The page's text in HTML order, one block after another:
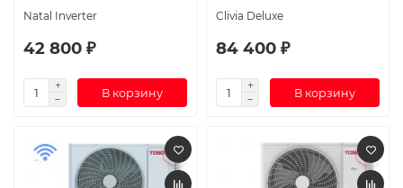
Natal Inverter
42 800 ₽
В корзину
Clivia Deluxe
84 400 ₽
В корзину